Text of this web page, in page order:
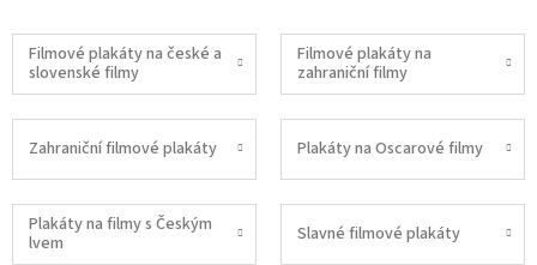
Filmové plakáty na české a
slovenské filmy
Filmové plakáty na
zahraniční filmy
Zahraniční filmové plakáty Plakáty na Oscarové filmy
Plakáty na filmy s Českým
lvem
Slavné filmové plakáty